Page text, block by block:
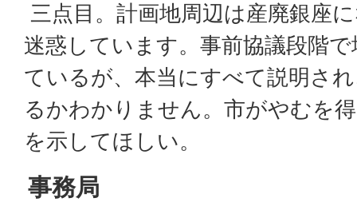
三点目。計画地周辺は産廃銀座
迷惑しています。事前協議段階
ているが、本当にすべて説明さ
るかわかりません。市がやむを
を示してほしい。
事務局